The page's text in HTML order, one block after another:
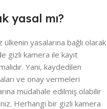
yasal mı?
ülkenin yasalarına bağlı olarak
gizli kamera ile kayıt
Yani, kaydedilen
ve onay vermeleri
müdahale edilmiş olabilir
Herhangi bir gizli kamera